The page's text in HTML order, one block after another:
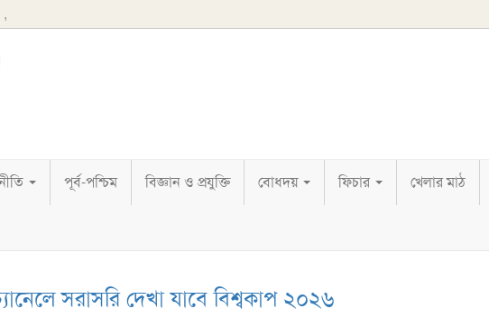
,
পূর্ব-পশ্চিম বিজ্ঞান ও প্রযুক্তি বোধদয় ফিচার খেলার মাঠ
সরাসরি দেখা যাবে বিশ্বকাপ ২০২৬